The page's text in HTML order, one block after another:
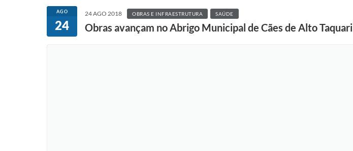
AGO
24
24 AGO 2018 OBRAS E INFRAESTRUTURA SAÚDE
Obras avançam no Abrigo Municipal de Cães de Alto Taquari